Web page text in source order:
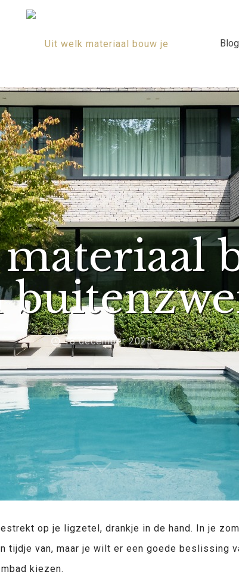
Blog
18 december 2025
op je ligzetel, drankje in de hand. In je
tijdje van, maar je wilt er een goede beslissing
kiezen.